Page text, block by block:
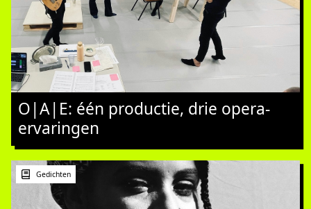
O|A|E: één productie, drie opera-
ervaringen
Gedichten